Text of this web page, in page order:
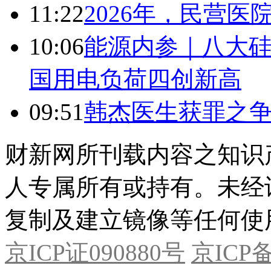
11:222026年，民营医
10:06能源内参｜八大
国用电负荷四创新高
09:51韩杰医生获罪之
财新网所刊载内容之知
人专属所有或持有。未
复制及建立镜像等任何使
京ICP证090880号 京ICP